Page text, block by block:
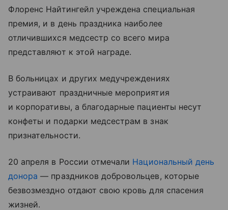
Флоренс Найтингейл учреждена специальная
премия, и в день праздника наиболее
отличившихся медсестр со всего мира
представляют к этой награде.
В больницах и других медучреждениях
устраивают праздничные мероприятия
и корпоративы, а благодарные пациенты несут
конфеты и подарки медсестрам в знак
признательности.
20 апреля в России отмечали Национальный день
донора — праздников добровольцев, которые
безвозмездно отдают свою кровь для спасения
жизней.